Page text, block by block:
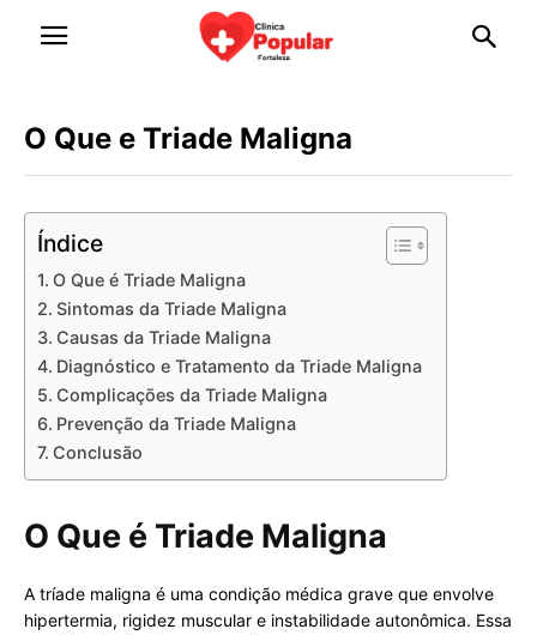
O Que e Triade Maligna
Índice
O Que é Triade Maligna
Sintomas da Triade Maligna
Causas da Triade Maligna
Diagnóstico e Tratamento da Triade Maligna
Complicações da Triade Maligna
Prevenção da Triade Maligna
Conclusão
O Que é Triade Maligna
A tríade maligna é uma condição médica grave que envolve
hipertermia, rigidez muscular e instabilidade autonômica. Essa